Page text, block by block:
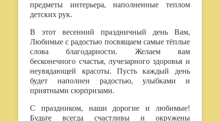
предметы интерьера, наполненные теплом
детских рук.
В этот весенний праздничный день Вам,
Любимые с радостью посвящаем самые тёплые
слова благодарности. Желаем вам
бесконечного счастья, лучезарного здоровья и
неувядающей красоты. Пусть каждый день
будет наполнен радостью, улыбками и
приятными сюрпризами.
С праздником, наши дорогие и любимые!
Будьте всегда счастливы и окружены